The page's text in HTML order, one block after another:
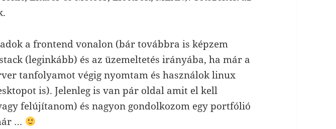
a frontend vonalon (bár továbbra is képzem
(leginkább) és az üzemeltetés irányába, ha már a
tanfolyamot végig nyomtam és használok linux
is). Jelenleg is van pár oldal amit el kell
felújítanom) és nagyon gondolkozom egy portfólió
…